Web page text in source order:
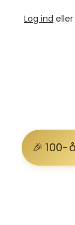
Log ind eller
100-